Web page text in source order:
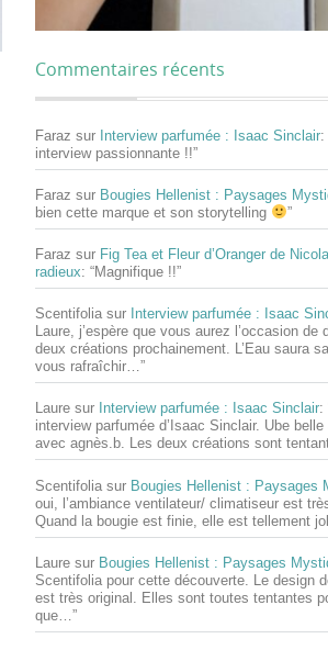
Commentaires récents
Faraz sur Interview parfumée : Isaac Sinclair:
interview passionnante !!”
Faraz sur Bougies Hellenist : Paysages
bien cette marque et son storytelling
”
Faraz sur Fig Tea et Fleur d’Oranger de
radieux: “Magnifique !!”
Scentifolia sur Interview parfumée : Isaac
Laure, j’espère que vous aurez l’occasion de
deux créations prochainement. L’Eau saura
vous rafraîchir…”
Laure sur Interview parfumée : Isaac Sinclair:
interview parfumée d’Isaac Sinclair. Ube
avec agnès.b. Les deux créations sont
Scentifolia sur Bougies Hellenist : Paysages
oui, l’ambiance ventilateur/ climatiseur est
Quand la bougie est finie, elle est tellement
Laure sur Bougies Hellenist : Paysages
Scentifolia pour cette découverte. Le design
est très original. Elles sont toutes tentantes
que… ”